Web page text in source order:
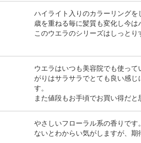
ハイライト入りのカラーリングを
歳を重ねる毎に髪質も変化し今は
このウエラのシリーズはしっとり
ウエラはいつも美容院でも使っ
がりはサラサラでとても良い感
す。
また値段もお手頃でお買い得だと
やさしいフローラル系の香りで
ないとわからい気がしますが、期